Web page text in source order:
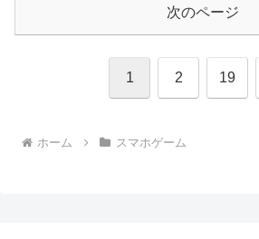
次のページ
1 2 19
ホーム スマホゲーム